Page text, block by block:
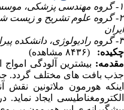
۱- گروه مهندسی پزشکی، موسسه آموزش عالی غیر انتفاعی روزبهان، ساری، ایران
۲- گروه علوم تشریح و زیست
ایران
۳- گروه رادیولوژی، دانشکده پیراپزشکی، دانشگاه علوم پزشکی مازندران، ساری، ایران
چکیده:
(۸۴۳۶ مشاهده)
مقدمه:
جذب بافت های مختلف گردد.
اینکه هورمون ملاتونین نقش
الکترومغناطیسی ایجاد